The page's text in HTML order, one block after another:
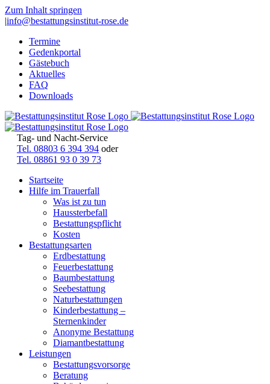
Zum Inhalt springen
|info@bestattungsinstitut-rose.de
Termine
Gedenkportal
Gästebuch
Aktuelles
FAQ
Downloads
Tag- und Nacht-Service
Tel. 08803 6 394 394 oder
Tel. 08861 93 0 39 73
Startseite
Hilfe im Trauerfall
Was ist zu tun
Haussterbefall
Bestattungspflicht
Kosten
Bestattungsarten
Erdbestattung
Feuerbestattung
Baumbestattung
Seebestattung
Naturbestattungen
Kinderbestattung –
Sternenkinder
Anonyme Bestattung
Diamantbestattung
Leistungen
Bestattungsvorsorge
Beratung